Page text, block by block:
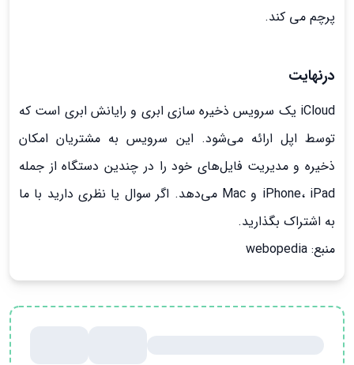
پرچم می کند.
درنهایت
iCloud یک سرویس ذخیره سازی ابری و رایانش ابری است که
توسط اپل ارائه می‌شود. این سرویس به مشتریان امکان
ذخیره و مدیریت فایل‌های خود را در چندین دستگاه از جمله
iPhone، iPad و Mac می‌دهد. اگر سوال یا نظری دارید با ما
به اشتراک بگذارید.
منبع: webopedia